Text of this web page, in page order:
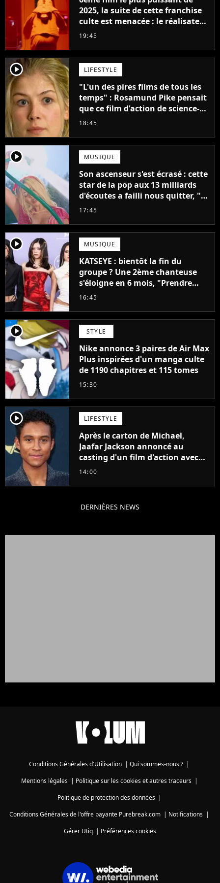
2025, la suite de cette franchise
culte est menacée : le réalisateur
claque la porte pour "différends
19:45
player2 LIFESTYLE
"L'un des pires films de tous les
temps" : Rosamund Pike pensait
que ce film d'action de science-
fiction avec Dwayne Johnson
18:45
player2 MUSIQUE
Son ascenseur s'est écrasé : cette
star de la pop aux 13 milliards
d'écoutes a failli nous quitter, "Je
pensais ne plus jamais chanter"
17:45
player2 MUSIQUE
KATSEYE : bientôt la fin du
groupe ? Une 2ème chanteuse
s'éloigne en 6 mois, "Prendre
cette décision n’a pas été facile"
16:45
player2 STYLE
Nike annonce 3 paires de Air Max
Plus inspirées d'un manga culte
de 1190 chapitres et 115 tomes
15:30
player2 LIFESTYLE
Après le carton de Michael,
Jaafar Jackson annoncé au
casting d'un film d'action avec
Will Smith
14:00
DERNIÈRES NEWS
Conditions Générales d'Utilisation | Qui sommes-nous ? |
Mentions légales| Politique sur les cookies et autres traceurs|
Politique de protection des données|
Conditions Générales de l'offre payante Purebreak.com | Notifications |
Gérer Utiq | Préférences cookies